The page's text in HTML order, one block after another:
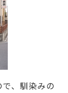
、馴染みの